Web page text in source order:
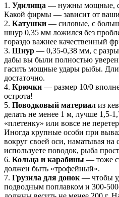
1. Удилища — нужны мощные, с
Какой фирмы — зависит от
2. Катушки — силовые, с
шнур 0,35 мм ложился без
гораздо важнее качественный
3. Шнур — 0,35-0,38 мм, с
дабы вы были полностью
гасить мощные удары рыбы.
достаточно.
4. Крючки — размер 10/0
острота!
5. Поводковый материал из
делать не менее 1 м, лучше 1,5-
«плетенку» или вовсе не
Иногда крупные особи при
вокруг своей оси, наматывая
используете поводок, рыба
6. Кольца и карабины — тоже
должен быть «трофейный».
7. Грузила для донок — чтобы
подводным поплавком и 300-